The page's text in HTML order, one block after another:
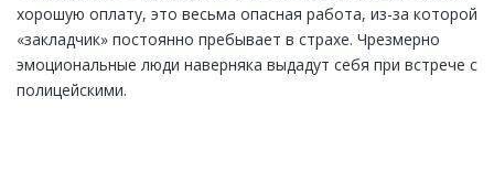
хорошую оплату, это весьма опасная работа, из-за которой
«закладчик» постоянно пребывает в страхе. Чрезмерно
эмоциональные люди наверняка выдадут себя при встрече с
полицейскими.